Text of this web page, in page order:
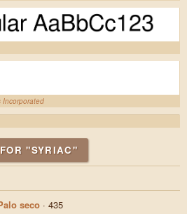
Incorporated
"SYRIAC"
seco · 435